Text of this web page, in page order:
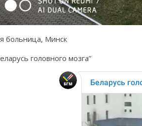
больница, Минск
головного мозга”